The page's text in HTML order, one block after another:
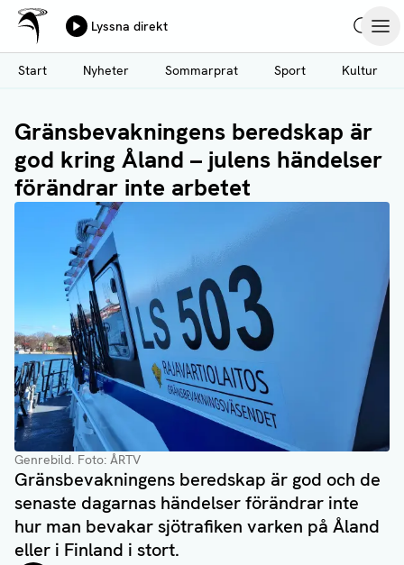
Hoppa
till
huvudinnehåll
Ålands Radio & TV
Lyssna direkt
Start
Nyheter Sommarprat Sport Kultur
Gränsbevakningens beredskap är
god kring Åland – julens händelser
förändrar inte arbetet
Genrebild. Foto: ÅRTV
Gränsbevakningens beredskap är god och de
senaste dagarnas händelser förändrar inte
hur man bevakar sjötrafiken varken på Åland
eller i Finland i stort.